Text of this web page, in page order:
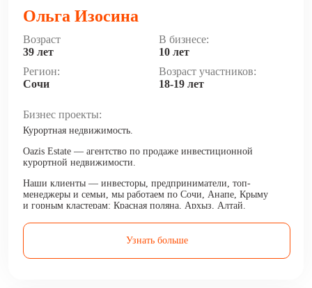
Ольга Изосина
Возраст
39 лет
В бизнесе:
10 лет
Регион:
Сочи
Возраст участников:
18-19 лет
Бизнес проекты:
Курортная недвижимость.
Oazis Estate — агентство по продаже инвестиционной
курортной недвижимости.
Наши клиенты — инвесторы, предприниматели, топ-
менеджеры и семьи, мы работаем по Сочи, Анапе, Крыму
и горным кластерам: Красная поляна, Архыз, Алтай.
и доход.
Узнать больше